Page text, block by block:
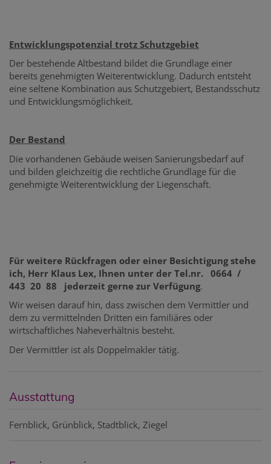
Entwicklungspotenzial trotz Schutzgebiet
Der bestehende Altbestand bildet die Grundlage einer
bereits genehmigten Weiterentwicklung. Dadurch entsteht
eine seltene Kombination aus Schutzgebiert, Bestandsschutz
und Entwicklungsmöglichkeit.
Der Bestand
Die vorhandenen Gebäude weisen Sanierungsbedarf auf
und bilden gleichzeitig die rechtliche Grundlage für die
genehmigte Weiterentwicklung der Liegenschaft.
Für weitere Rückfragen oder einer Besichtigung stehe
ich, Herr Klaus Lex, Ihnen unter der Tel.nr. 0664 /
443 20 88 jederzeit gerne zur Verfügung.
Wir weisen darauf hin, dass zwischen dem Vermittler und
dem zu vermittelnden Dritten ein familiäres oder
wirtschaftliches Naheverhältnis besteht.
Der Vermittler ist als Doppelmakler tätig.
Ausstattung
Fernblick Grünblick Stadtblick Ziegel